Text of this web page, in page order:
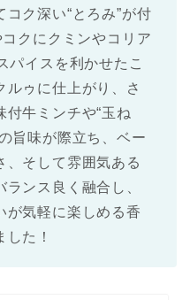
ク深い“とろみ”が付
コクにクミンやコリア
パイスを利かせたこ
ルゥに仕上がり、さ
付牛ミンチや“玉ね
旨味が際立ち、ベー
、そして雰囲気ある
ンス良く融合し、
が気軽に楽しめる香
た！